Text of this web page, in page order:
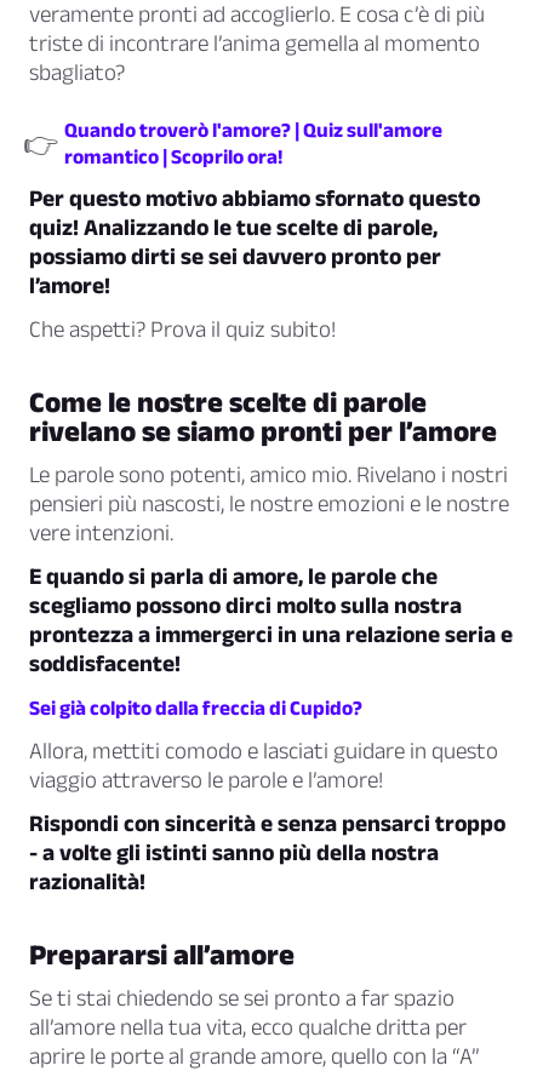
veramente pronti ad accoglierlo. E cosa c’è di più
triste di incontrare l’anima gemella al momento
sbagliato?
👉 Quando troverò l'amore? | Quiz sull'amore
romantico | Scoprilo ora!
Per questo motivo abbiamo sfornato questo
quiz! Analizzando le tue scelte di parole,
possiamo dirti se sei davvero pronto per
l’amore!
Che aspetti? Prova il quiz subito!
Come le nostre scelte di parole
rivelano se siamo pronti per l’amore
Le parole sono potenti, amico mio. Rivelano i nostri
pensieri più nascosti, le nostre emozioni e le nostre
vere intenzioni.
E quando si parla di amore, le parole che
scegliamo possono dirci molto sulla nostra
prontezza a immergerci in una relazione seria e
soddisfacente!
Sei già colpito dalla freccia di Cupido?
Allora, mettiti comodo e lasciati guidare in questo
viaggio attraverso le parole e l’amore!
Rispondi con sincerità e senza pensarci troppo
- a volte gli istinti sanno più della nostra
razionalità!
Prepararsi all’amore
Se ti stai chiedendo se sei pronto a far spazio
all’amore nella tua vita, ecco qualche dritta per
aprire le porte al grande amore, quello con la “A”